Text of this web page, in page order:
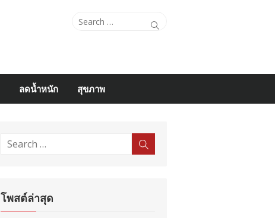
Search
Search
ลดน้ำหนัก สุขภาพ
Search
Search
โพสต์ล่าสุด